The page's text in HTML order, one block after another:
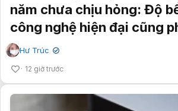
năm chưa chịu hỏng: Độ
công nghệ hiện đại cũng
Hư Trúc ✔
12 giờ trước